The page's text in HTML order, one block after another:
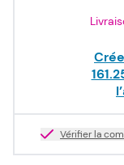
Vérifier la